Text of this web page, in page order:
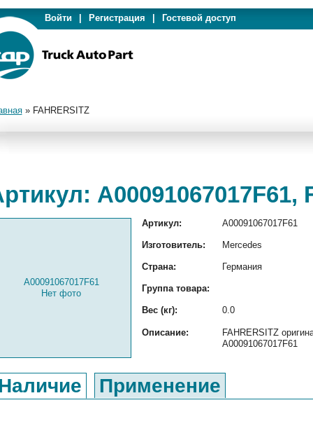
Войти Регистрация Гостевой доступ
» FAHRERSITZ
A00091067017F61,
A00091067017F61
Нет фото
Артикул: A00091067017F61
Изготовитель: Mercedes
Страна: Германия
Группа товара:
Вес (кг): 0.0
Описание:
FAHRERSITZ
A00091067017F61
Применение